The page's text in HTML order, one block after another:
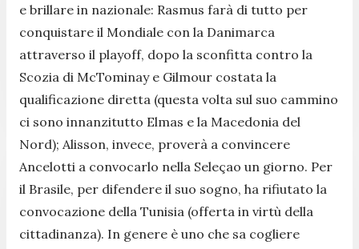
e brillare in nazionale: Rasmus farà di tutto per
conquistare il Mondiale con la Danimarca
attraverso il playoff, dopo la sconfitta contro la
Scozia di McTominay e Gilmour costata la
qualificazione diretta (questa volta sul suo cammino
ci sono innanzitutto Elmas e la Macedonia del
Nord); Alisson, invece, proverà a convincere
Ancelotti a convocarlo nella Seleçao un giorno. Per
il Brasile, per difendere il suo sogno, ha rifiutato la
convocazione della Tunisia (offerta in virtù della
cittadinanza). In genere è uno che sa cogliere